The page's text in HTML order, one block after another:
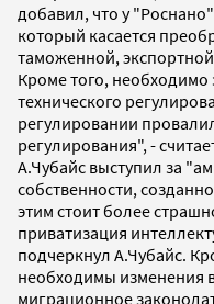
добавил, что у
который касается
таможенной,
Кроме того, необходимо
технического
регулировании
регулирования", -
А.Чубайс выступил за
собственности,
этим стоит более
приватизация
подчеркнул А.Чубайс.
необходимы изменения
миграционное